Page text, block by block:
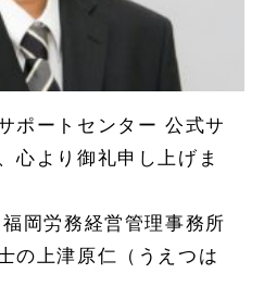
ポートセンター 公式サ
心より御礼申し上げま
岡労務経営管理事務所
の上津原仁（うえつは